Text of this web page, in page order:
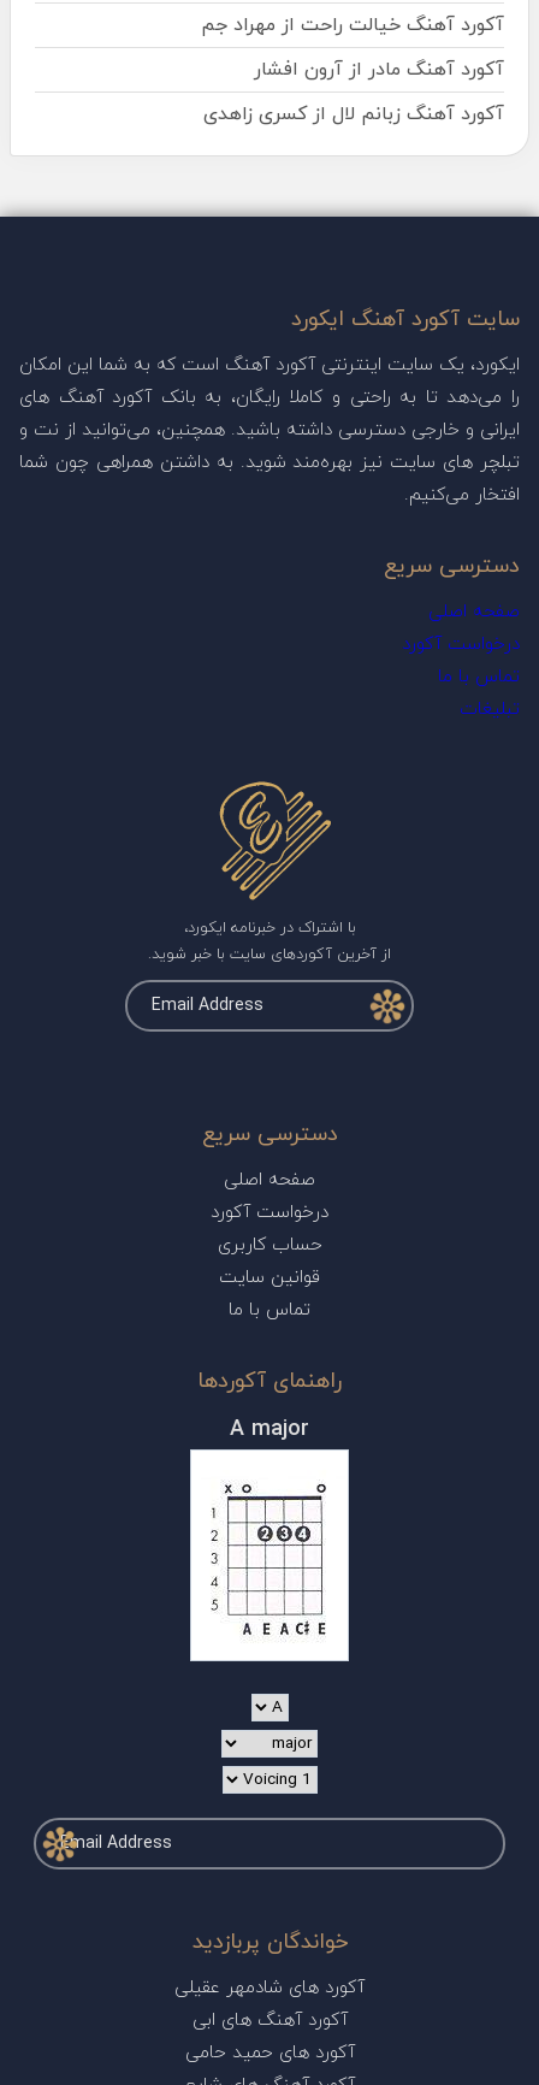
آکورد آهنگ خیالت راحت از مهراد جم
آکورد آهنگ مادر از آرون افشار
آکورد آهنگ زبانم لال از کسری زاهدی
سایت آکورد آهنگ ایکورد
ایکورد، یک سایت اینترنتی آکورد آهنگ است که به شما این امکان
را می‌دهد تا به راحتی و کاملا رایگان، به بانک آکورد آهنگ های
ایرانی و خارجی دسترسی داشته باشید. همچنین، می‌توانید از نت و
تبلچر های سایت نیز بهره‌مند شوید. به داشتن همراهی چون شما
افتخار می‌کنیم.
دسترسی سریع
صفحه اصلی
درخواست آکورد
تماس با ما
تبلیغات
با اشتراک در خبرنامه ایکورد،
از آخرین آکوردهای سایت با خبر شوید.
دسترسی سریع
صفحه اصلی
درخواست آکورد
حساب کاربری
قوانین سایت
تماس با ما
راهنمای آکوردها
A major
خواندگان پربازدید
آکورد های شادمهر عقیلی
آکورد آهنگ های ابی
آکورد های حمید حامی